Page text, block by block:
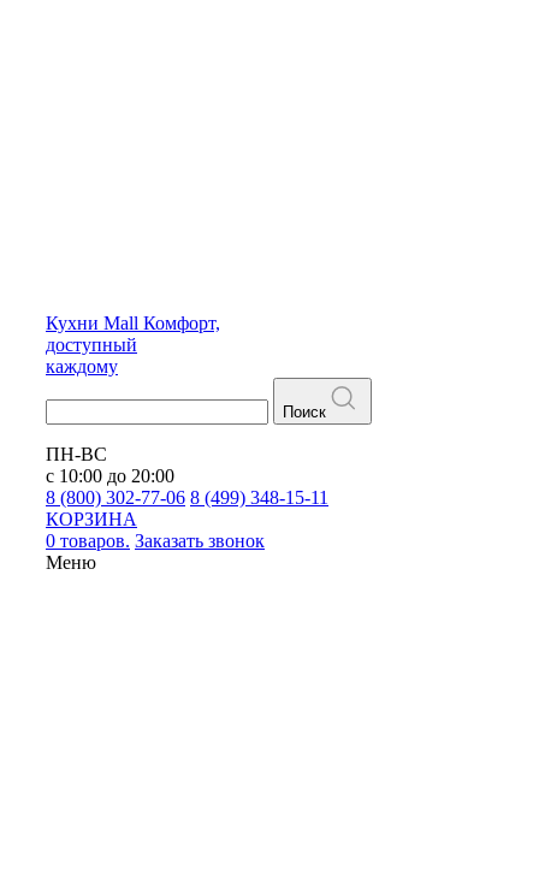
Кухни Mall Комфорт,
доступный
каждому
Поиск
ПН-ВС
с 10:00 до 20:00
8 (800) 302-77-06 8 (499) 348-15-11
КОРЗИНА
0 товаров. Заказать звонок
Меню